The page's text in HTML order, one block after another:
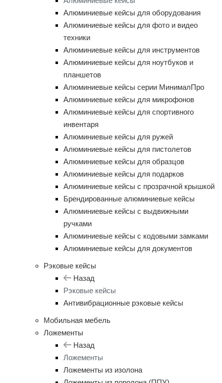
Алюминиевые кейсы для оборудования
Алюминиевые кейсы для фото и видео
техники
Алюминиевые кейсы для инструментов
Алюминиевые кейсы для ноутбуков и
планшетов
Алюминиевые кейсы серии МинималПро
Алюминиевые кейсы для микрофонов
Алюминиевые кейсы для спортивного
инвентаря
Алюминиевые кейсы для ружей
Алюминиевые кейсы для пистолетов
Алюминиевые кейсы для образцов
Алюминиевые кейсы для подарков
Алюминиевые кейсы с прозрачной крышкой
Брендированные алюминиевые кейсы
Алюминиевые кейсы с выдвижными
ручками
Алюминиевые кейсы с кодовыми замками
Алюминиевые кейсы для документов
Рэковые кейсы
Назад
Рэковые кейсы
Антивибрационные рэковые кейсы
Мобильная мебель
Ложементы
Назад
Ложементы
Ложементы из изолона